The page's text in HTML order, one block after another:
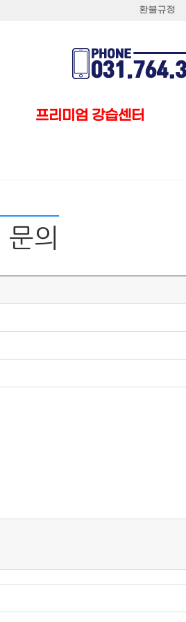
환불규정
프리미엄 강습센터
문의